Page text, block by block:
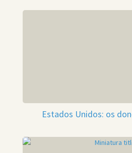
Estados Unidos: os